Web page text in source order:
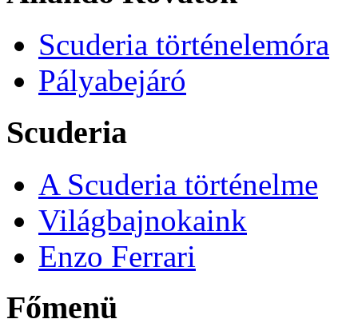
Scuderia történelemóra
Pályabejáró
Scuderia
A Scuderia történelme
Világbajnokaink
Enzo Ferrari
Főmenü